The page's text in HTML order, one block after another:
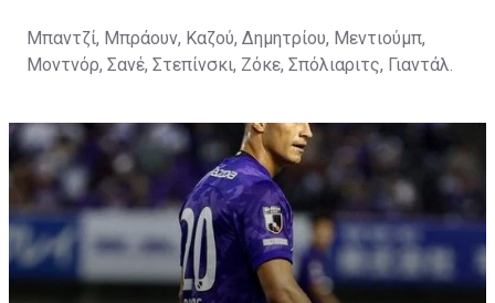
Μπαντζί, Μπράουν, Καζού, Δημητρίου, Μεντιούμπ,
Μοντνόρ, Σανέ, Στεπίνσκι, Ζόκε, Σπόλιαριτς, Γιαντάλ.